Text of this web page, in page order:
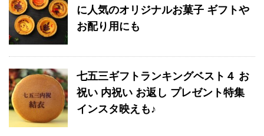
に人気のオリジナルお菓子 ギフトや
お配り用にも
七五三ギフトランキングベスト４ お
祝い 内祝い お返し プレゼント特集
インスタ映えも♪